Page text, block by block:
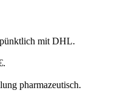
pünktlich mit DHL.
.
pharmazeutisch.